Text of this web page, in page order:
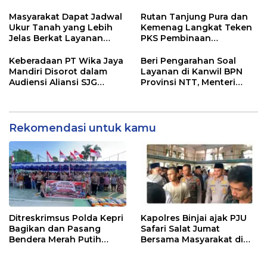
SELALU DITUTUPI
TENTANG SINDIKAT
PENIPU PENJUALAN EMAS
Masyarakat Dapat Jadwal
Ukur Tanah yang Lebih
Jelas Berkat Layanan
Rutan Tanjung Pura dan
Kemenag Langkat Teken
PKS Pembinaan
Keberadaan PT Wika Jaya
Mandiri Disorot dalam
Audiensi Aliansi SJG
Beri Pengarahan Soal
Layanan di Kanwil BPN
Provinsi NTT, Menteri
Rekomendasi untuk kamu
Ditreskrimsus Polda Kepri
Bagikan dan Pasang
Bendera Merah Putih
Kapolres Binjai ajak PJU
Safari Salat Jumat
Bersama Masyarakat di